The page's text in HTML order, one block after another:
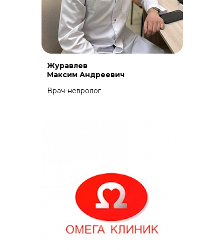
Журавлев
Максим Андреевич
Врач-невролог